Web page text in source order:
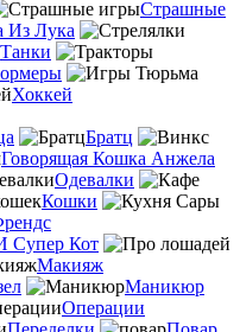
Страшные
Из Лука
Танки
Хоккей
Братц
Говорящая Кошка Анжела
Одевалки
Кошки
Супер Кот
Макияж
Маникюр
Операции